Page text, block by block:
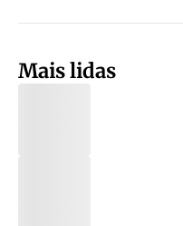
Mais lidas